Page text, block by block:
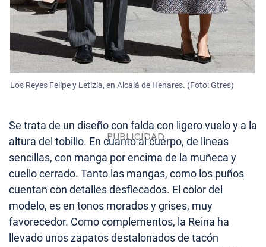
Los Reyes Felipe y Letizia, en Alcalá de Henares. (Foto: Gtres)
Se trata de un diseño con falda con ligero vuelo y a la
altura del tobillo. En cuanto al cuerpo, de líneas
sencillas, con manga por encima de la muñeca y
cuello cerrado. Tanto las mangas, como los puños
cuentan con detalles desflecados. El color del
modelo, es en tonos morados y grises, muy
favorecedor. Como complementos, la Reina ha
llevado unos zapatos destalonados de tacón